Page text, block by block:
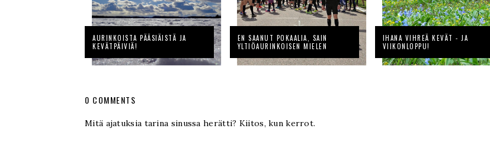
AURINKOISTA PÄÄSIÄISTÄ JA
KEVÄTPÄIVIÄ!
EN SAANUT POKAALIA, SAIN
YLTIÖAURINKOISEN MIELEN
IHANA VIHREÄ KEVÄT - JA
VIIKONLOPPU!
0 COMMENTS
Mitä ajatuksia tarina sinussa herätti? Kiitos, kun kerrot.